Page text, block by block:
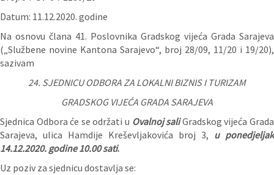
Datum: 11.12.2020. godine
Na osnovu člana 41. Poslovnika Gradskog vijeća Grada Sarajeva
(„Službene novine Kantona Sarajevo“, broj 28/09, 11/20 i 19/20),
sazivam
24. SJEDNICU ODBORA ZA LOKALNI BIZNIS I TURIZAM
GRADSKOG VIJEĆA GRADA SARAJEVA
Sjednica Odbora će se održati u Ovalnoj saliGradskog vijeća Grada
Sarajeva, ulica Hamdije Kreševljakovića broj 3, u ponedjeljak
14.12.2020. godine 10.00 sati.
Uz poziv za sjednicu dostavlja se: